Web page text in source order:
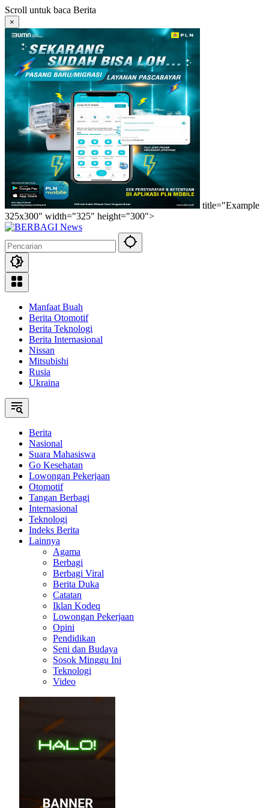
Langsung
ke
konten
Scroll untuk baca Berita
×
title="Example
325x300" width="325" height="300">
Manfaat Buah
Berita Otomotif
Berita Teknologi
Berita Internasional
Nissan
Mitsubishi
Rusia
Ukraina
Berita
Nasional
Suara Mahasiswa
Go Kesehatan
Lowongan Pekerjaan
Otomotif
Tangan Berbagi
Internasional
Teknologi
Indeks Berita
Lainnya
Agama
Berbagi
Berbagi Viral
Berita Duka
Catatan
Iklan Kodeq
Lowongan Pekerjaan
Opini
Pendidikan
Seni dan Budaya
Sosok Minggu Ini
Teknologi
Video